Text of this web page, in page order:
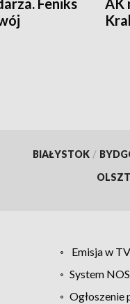
Feniks
AK
BIAŁYSTOK /
Emisja w
System NOS
Ogłoszenie